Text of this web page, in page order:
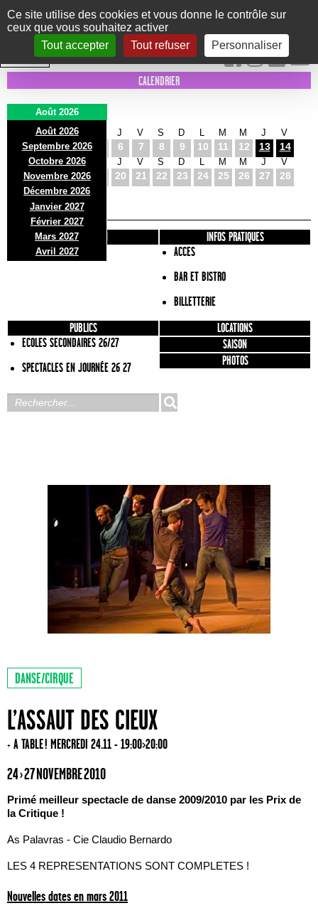
Panneau de gestion des cookies
Ce site utilise des cookies et vous donne le contrôle sur
ceux que vous souhaitez activer
Tout accepter
Tout refuser Personnaliser
Le Marni
CONCERTS DANSE/CIRQUE THÉÂTRE KIDS EXPOS EVENTS
INTRA MUROS
CALENDRIER
Août 2026
Août 2026
Septembre 2026
Octobre 2026
Novembre 2026
Décembre 2026
Janvier 2027
Février 2027
Mars 2027
Avril 2027
D
2
L
3
M
4
J
6
V
7
S
8
D
9 10
M
11
M
12
J
13
V
14
D
16
L
17
M
18
J
20
V
21
S
22
D
23 24
M
25
M
26
J
27
V
28
D
30
L
31
PRÉSENTATION
INFOS PRATIQUES
ACCES
BAR ET BISTRO
BILLETTERIE
PUBLICS
ECOLES SECONDAIRES 26/27
SPECTACLES EN JOURNÉE 26 27
LOCATIONS
SAISON
PHOTOS
DANSE/CIRQUE
L’ASSAUT DES CIEUX
+ A TABLE ! MERCREDI 24.11 - 19:00>20:00
24 › 27 NOVEMBRE 2010
Primé meilleur spectacle de danse 2009/2010 par les Prix de
la Critique !
As Palavras - Cie Claudio Bernardo
LES 4 REPRESENTATIONS SONT COMPLETES !
Nouvelles dates en mars 2011